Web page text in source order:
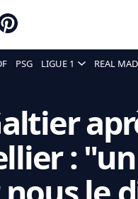
PSG LIGUE 1 REAL
: